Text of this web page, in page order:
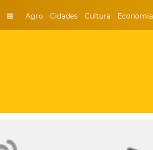
Agro Cidades Cultura Economia